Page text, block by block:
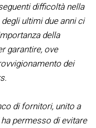
difficoltà nella
ultimi due anni ci
della
garantire, ove
dei
di fornitori, unito a
permesso di evitare